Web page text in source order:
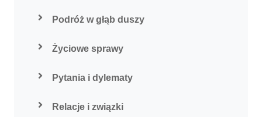
Podróż w głąb duszy
Życiowe sprawy
Pytania i dylematy
Relacje i związki